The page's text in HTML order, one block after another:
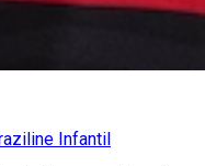
Infantil